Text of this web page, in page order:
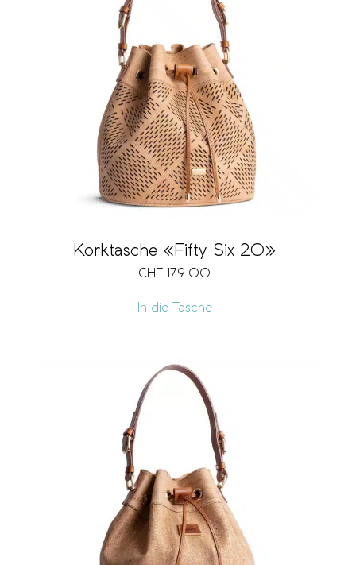
Korktasche «Fifty Six 20»
CHF 179.00
In die Tasche